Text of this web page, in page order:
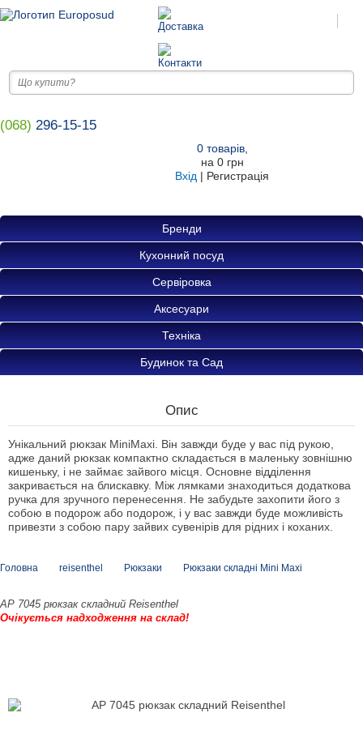
(068) 296-15-15
0товарів,
на 0 грн
Вхід | Регистрація
Бренди
Кухонний посуд
Сервіровка
Аксесуари
Техніка
Будинок та Сад
Опис
Унікальний рюкзак MiniMaxi. Він завжди буде у вас під рукою,
адже даний рюкзак компактно складається в маленьку зовнішню
кишеньку, і не займає зайвого місця. Основне відділення
закривається на блискавку. Між лямками знаходиться додаткова
ручка для зручного перенесення. Не забудьте захопити його з
собою в подорож або подорож, і у вас завжди буде можливість
привезти з собою пару зайвих сувенірів для рідних і коханих.
Головна reisenthel Рюкзаки Рюкзаки складні Mini Maxi
AP 7045 рюкзак складний Reisenthel
Очікується надходження на склад!